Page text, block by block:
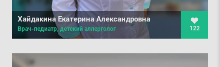
122
Хайдакина Екатерина Александровна
Врач-педиатр, детский аллерголог